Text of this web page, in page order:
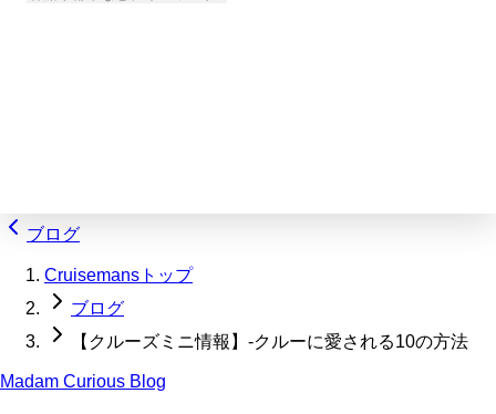
ブログ
Cruisemansトップ
ブログ
【クルーズミニ情報】-クルーに愛される10の方法
Madam Curious Blog